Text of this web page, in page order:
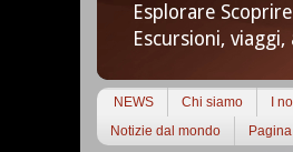
Esplorare
Escursioni,
NEWS Chi siamo I
Notizie dal mondo